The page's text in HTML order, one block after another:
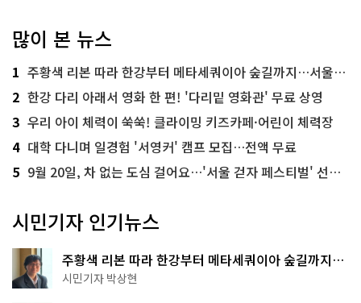
많이 본 뉴스
1 주황색 리본 따라 한강부터 메타세쿼이아 숲길까지…서울둘레길 15코스
2 한강 다리 아래서 영화 한 편! '다리밑 영화관' 무료 상영
3 우리 아이 체력이 쑥쑥! 클라이밍 키즈카페·어린이 체력장
4 대학 다니며 일경험 '서영커' 캠프 모집…전액 무료
5 9월 20일, 차 없는 도심 걸어요…'서울 걷자 페스티벌' 선착순 5천명
시민기자 인기뉴스
주황색 리본 따라 한강부터 메타세쿼이아 숲길까지…
서울둘레길 15코스
시민기자 박상현